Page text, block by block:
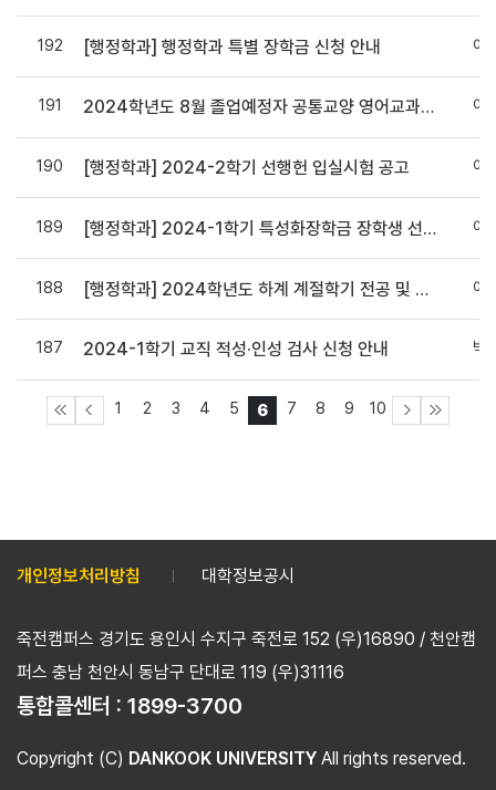
192 [행정학과] 행정학과 특별 장학금 신청 안내 이
191 2024학년도 8월 졸업예정자 공통교양 영어교과 면제신청 안내 이
190 [행정학과] 2024-2학기 선행헌 입실시험 공고 이
189 [행정학과] 2024-1학기 특성화장학금 장학생 선발 안내 이
188 [행정학과] 2024학년도 하계 계절학기 전공 및 교직 과목 개설 수요조사 이
187 2024-1학기 교직 적성·인성 검사 신청 안내 박
1 2 3 4 5 6 7 8 9 10
개인정보처리방침 대학정보공시
죽전캠퍼스 경기도 용인시 수지구 죽전로 152 (우)16890 / 천안캠
퍼스 충남 천안시 동남구 단대로 119 (우)31116
통합콜센터 : 1899-3700
Copyright (C) DANKOOK UNIVERSITY All rights reserved.